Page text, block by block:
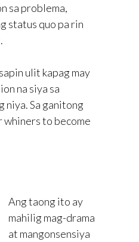
sa problema,
status quo pa rin
ulit kapag may
na siya sa
niya. Sa ganitong
whiners to become
Ang taong ito ay
mahilig mag-drama
at mangonsensiya